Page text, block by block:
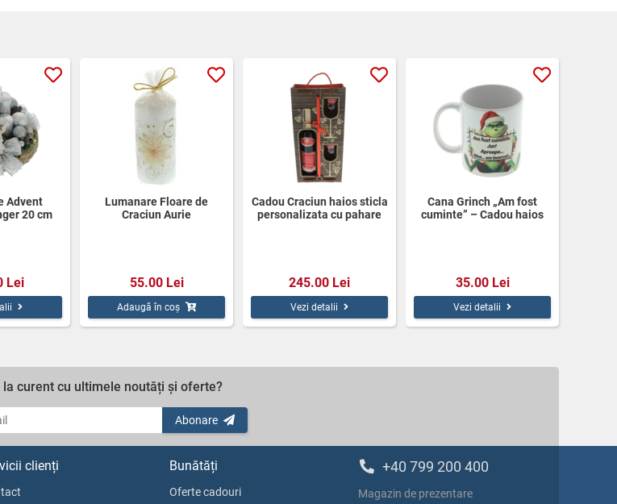
Advent
20 cm
Lei
Lumanare Floare de
Craciun Aurie
55.00 Lei
Adaugă în coș
Cadou Craciun haios sticla
personalizata cu pahare
245.00 Lei
Vezi detalii
Cana Grinch „Am fost
cuminte” – Cadou haios
35.00 Lei
Vezi detalii
la curent cu ultimele noutăți și oferte?
Abonare
clienți Bunătăți
Oferte cadouri
+40 799 200 400
Magazin de prezentare